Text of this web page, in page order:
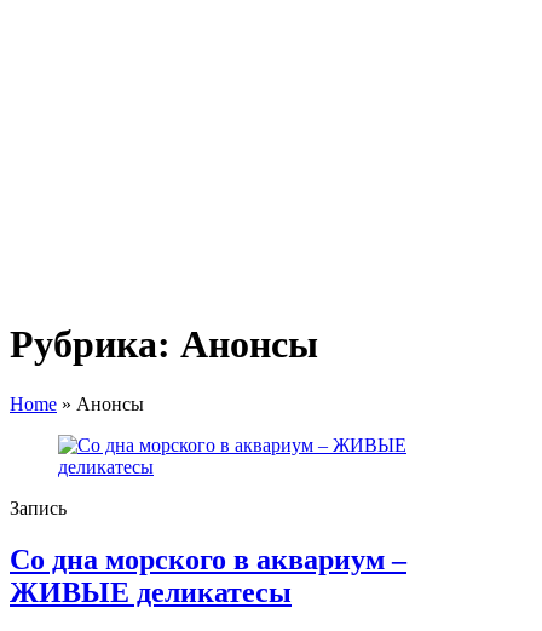
Рубрика: Анонсы
Home » Анонсы
Запись
Со дна морского в аквариум –
ЖИВЫЕ деликатесы